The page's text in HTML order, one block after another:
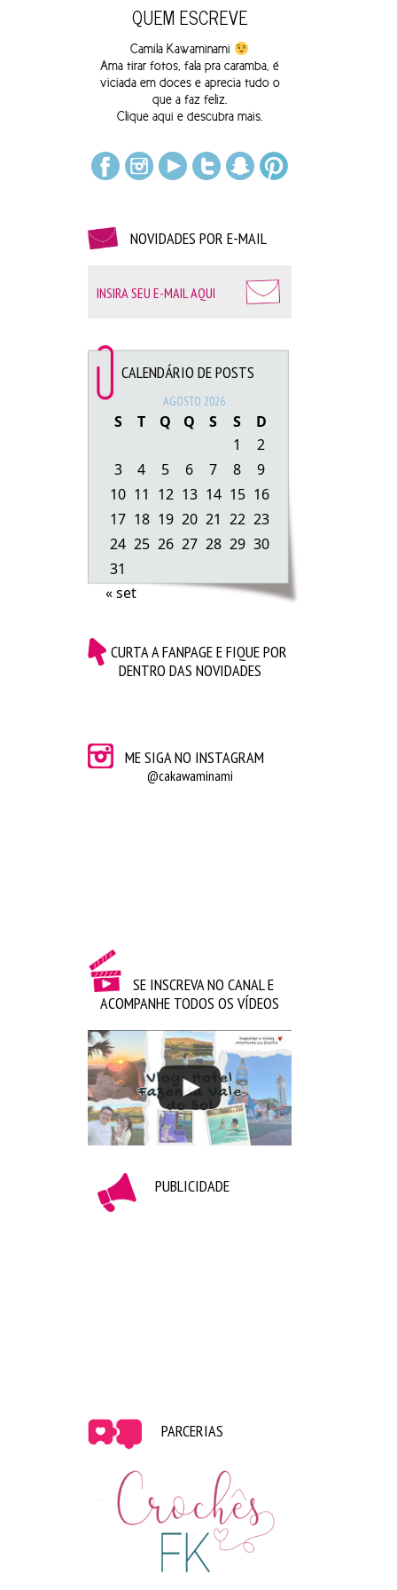
Loja Monka –Gato|Estrela
Gorila Clube –Limão| Laranja|
Gorila Clube – Pipoca |Picolé| M&M’s
Zona Criativa –Roleta| Pinguim
Nerderia –Violão
Candy Crush
Mymimi –Bolacha |Folha|
Difícil querer uma só, né? Isso porque eu fiz uma
super seleção pra postar aqui, se vocês entrarem
nos sites, vocês terão muito mais opções.
QUEM ESCREVE
Camila Kawaminami
Ama tirar fotos, fala pra caramba, é
viciada em doces e aprecia tudo o
que a faz feliz.
Clique aqui e descubra mais.
NOVIDADES POR E-MAIL
CALENDÁRIO DE POSTS
AGOSTO 2026
S T Q Q S S
D
1
2
3
4 5 6 7 8
9
10 11 12 13 14 15 16
17 18 19 20 21 22 23
24 25 26 27 28 29 30
31
« set
CURTA A FANPAGE E FIQUE POR
DENTRO DAS NOVIDADES
ME SIGA NO INSTAGRAM
@cakawaminami
SE INSCREVA NO CANAL E
ACOMPANHE TODOS OS VÍDEOS
PUBLICIDADE
PARCERIAS